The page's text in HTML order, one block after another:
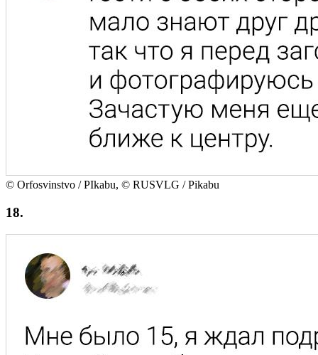
© Orfosvinstvo / PIkabu, © RUSVLG / Pikabu
18.